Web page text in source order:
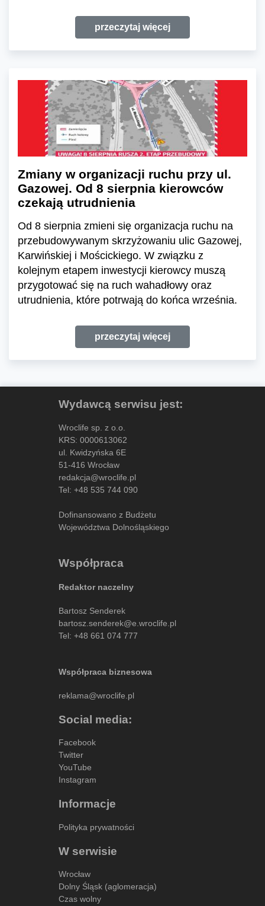
przeczytaj więcej
Zmiany w organizacji ruchu przy ul.
Gazowej. Od 8 sierpnia kierowców
czekają utrudnienia
Od 8 sierpnia zmieni się organizacja ruchu na
przebudowywanym skrzyżowaniu ulic Gazowej,
Karwińskiej i Mościckiego. W związku z
kolejnym etapem inwestycji kierowcy muszą
przygotować się na ruch wahadłowy oraz
utrudnienia, które potrwają do końca września.
przeczytaj więcej
Wydawcą serwisu jest:
Wroclife sp. z o.o.
KRS: 0000613062
ul. Kwidzyńska 6E
51-416 Wrocław
redakcja@wroclife.pl
Tel: +48 535 744 090
Dofinansowano z Budżetu
Województwa Dolnośląskiego
Współpraca
Redaktor naczelny
Bartosz Senderek
bartosz.senderek@e.wroclife.pl
Tel: +48 661 074 777
Współpraca biznesowa
reklama@wroclife.pl
Social media:
Facebook
Twitter
YouTube
Instagram
Informacje
Polityka prywatności
W serwisie
Wrocław
Dolny Śląsk (aglomeracja)
Czas wolny